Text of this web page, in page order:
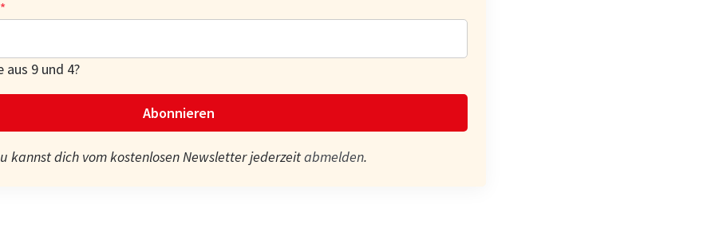
*
aus 9 und 4?
Abonnieren
kannst dich vom kostenlosen Newsletter jederzeitabmelden.